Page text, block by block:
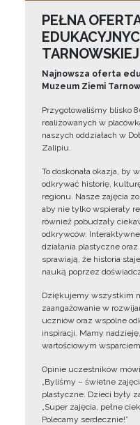
PEŁNA
Najnowsza oferta
Muzeum Ziemi
Przygotowaliśmy blisko
realizowanych w
naszych oddziałach w
Zalipiu.
To doskonała okazja, by
odkrywać historię,
regionu. Nasze zajęcia
aby nie tylko wspierały
również pobudzały
odkrywców.
działania plastyczne
sprawiają, że historia
nauką poprzez
Dziękujemy wszystkim
zaangażowanie w
uczniów oraz wspólne
inspiracji. Mamy
wartościowym
Opinie uczestników
„Byliśmy – świetne
plastyczne. Dzieci były
„Super zajęcia, pełne
Polecamy serdecznie!”